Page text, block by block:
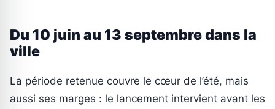
Du 10 juin au 13 septembre dans la
ville
La période retenue couvre le cœur de l’été, mais
aussi ses marges : le lancement intervient avant les